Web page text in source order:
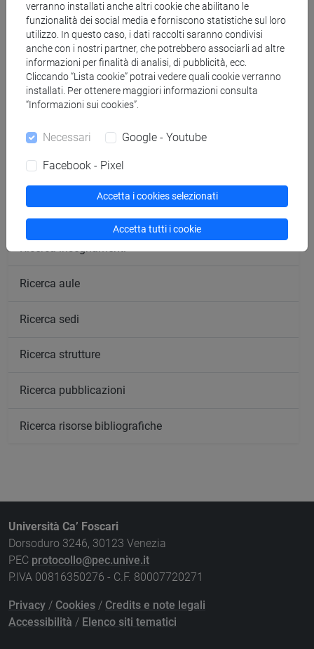
Ricevimenti presso lo studio 128 plesso A Dipartimento di
Economia
Mercoledì ore 17.30 - 19.30
segui il feed
Ricerca aule
Ricerca sedi
Ricerca strutture
Ricerca pubblicazioni
Ricerca risorse bibliografiche
Università Ca’ Foscari
Dorsoduro 3246, 30123 Venezia
PEC protocollo@pec.unive.it
P.IVA 00816350276 - C.F. 80007720271
Privacy / Cookies / Credits e note legali
Accessibilità / Elenco siti tematici
verranno installati anche altri cookie che abilitano le
funzionalità dei social media e forniscono statistiche sul loro
utilizzo. In questo caso, i dati raccolti saranno condivisi
anche con i nostri partner, che potrebbero associarli ad altre
informazioni per finalità di analisi, di pubblicità, ecc.
Cliccando “Lista cookie” potrai vedere quali cookie verranno
installati. Per ottenere maggiori informazioni consulta
“Informazioni sui cookies”.
Necessari Google - Youtube
Facebook - Pixel
Accetta i cookies selezionati
Accetta tutti i cookie